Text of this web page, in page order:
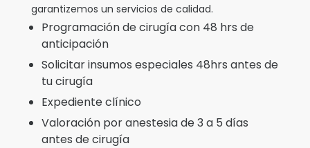
garantizemos un servicios de calidad.
Programación de cirugía con 48 hrs de
anticipación
Solicitar insumos especiales 48hrs antes de
tu cirugía
Expediente clínico
Valoración por anestesia de 3 a 5 días
antes de cirugía